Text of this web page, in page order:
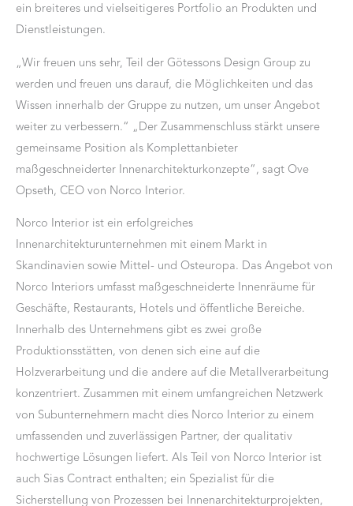
ein breiteres und vielseitigeres Portfolio an Produkten und
Dienstleistungen.
„Wir freuen uns sehr, Teil der Götessons Design Group zu
werden und freuen uns darauf, die Möglichkeiten und das
Wissen innerhalb der Gruppe zu nutzen, um unser Angebot
weiter zu verbessern.“ „Der Zusammenschluss stärkt unsere
gemeinsame Position als Komplettanbieter
maßgeschneiderter Innenarchitekturkonzepte“, sagt Ove
Opseth, CEO von Norco Interior.
Norco Interior ist ein erfolgreiches
Innenarchitekturunternehmen mit einem Markt in
Skandinavien sowie Mittel- und Osteuropa. Das Angebot von
Norco Interiors umfasst maßgeschneiderte Innenräume für
Geschäfte, Restaurants, Hotels und öffentliche Bereiche.
Innerhalb des Unternehmens gibt es zwei große
Produktionsstätten, von denen sich eine auf die
Holzverarbeitung und die andere auf die Metallverarbeitung
konzentriert. Zusammen mit einem umfangreichen Netzwerk
von Subunternehmern macht dies Norco Interior zu einem
umfassenden und zuverlässigen Partner, der qualitativ
hochwertige Lösungen liefert. Als Teil von Norco Interior ist
auch Sias Contract enthalten; ein Spezialist für die
Sicherstellung von Prozessen bei Innenarchitekturprojekten,